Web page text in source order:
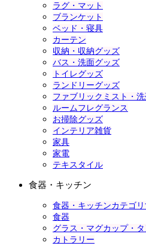
ラグ・マット
ブランケット
ベッド・寝具
カーテン
収納・収納グッズ
バス・洗面グッズ
トイレグッズ
ランドリーグッズ
ファブリックミスト・洗
ルームフレグランス
お掃除グッズ
インテリア雑貨
家具
家電
テキスタイル
食器・キッチン
食器・キッチンカテゴ
食器
グラス・マグカップ・
カトラリー